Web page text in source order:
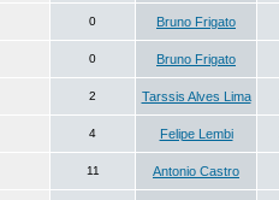
0 Bruno Frigato
0 Bruno Frigato
2 Tarssis Alves Lima
4 Felipe Lembi
11 Antonio Castro